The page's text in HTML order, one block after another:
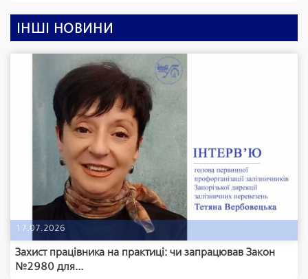
ІНШІ НОВИНИ
17.07.2026
Захист працівника на практиці: чи запрацював Закон
№2980 для...